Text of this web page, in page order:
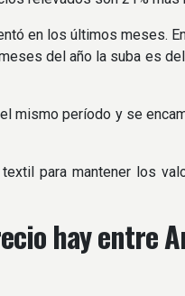
en los últimos meses.
del año la suba es
mismo período y se
para mantener los
hay entre